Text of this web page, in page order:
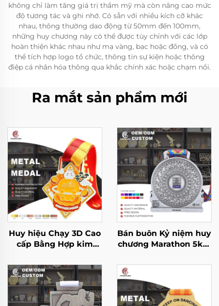
không chỉ làm tăng giá trị thẩm mỹ mà còn nâng cao mức
độ tương tác và ghi nhớ. Có sẵn với nhiều kích cỡ khác
nhau, thông thường dao động từ 50mm đến 100mm,
những huy chương này có thể được tùy chỉnh với các lớp
hoàn thiện khác nhau như mạ vàng, bạc hoặc đồng, và có
thể tích hợp logo tổ chức, thông tin sự kiện hoặc thông
điệp cá nhân hóa thông qua khắc chính xác hoặc chạm nổi.
Ra mắt sản phẩm mới
Huy hiệu Chạy 3D Cao
cấp Bằng Hợp kim
Tùy chỉnh Dành cho
Thể thao và Làm Kỷ
niệm
Bán buôn Kỷ niệm huy
chương Marathon 5km
Thể thao chạy bộ Huy